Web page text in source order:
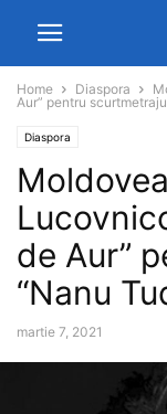
Home Diaspora
Aur” pentru
Diaspora
de Aur”
“Nanu
martie 7, 2021